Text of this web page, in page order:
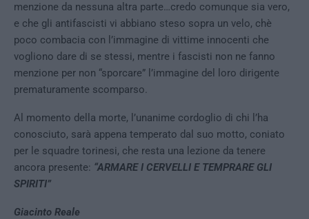
menzione da nessuna altra parte…credo comunque sia vero,
e che gli antifascisti vi abbiano steso sopra un velo, chè
poco combacia con l’immagine di vittime innocenti che
vogliono dare di se stessi, mentre i fascisti non ne fanno
menzione per non “sporcare” l’immagine del loro dirigente
prematuramente scomparso.
Al momento della morte, l’unanime cordoglio di chi l’ha
conosciuto, sarà appena temperato dal suo motto, coniato
per le squadre torinesi, che resta una lezione da tenere
ancora presente: “ARMARE I CERVELLI E TEMPRARE GLI
SPIRITI”
Giacinto Reale